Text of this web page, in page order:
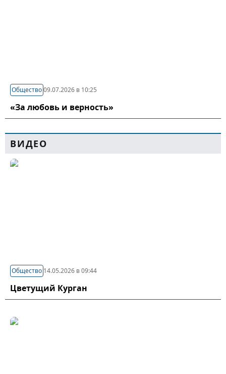
Общество09.07.2026 в 10:25
«За любовь и верность»
ВИДЕО
Общество 14.05.2026 в 09:44
Цветущий Курган